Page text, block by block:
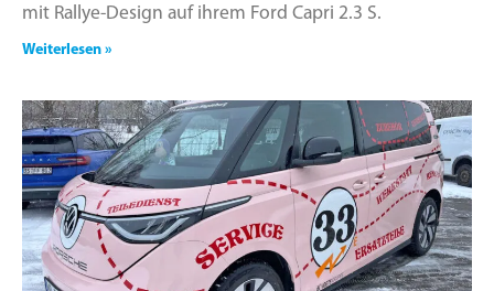
mit Rallye-Design auf ihrem Ford Capri 2.3 S.
Weiterlesen »